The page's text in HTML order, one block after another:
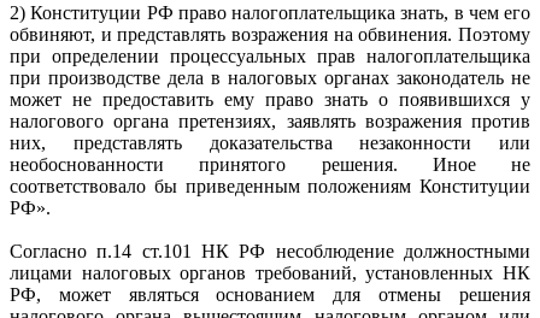
2) Конституции РФ право налогоплательщика знать, в чем его
обвиняют, и представлять возражения на обвинения. Поэтому
при определении процессуальных прав налогоплательщика
при производстве дела в налоговых органах законодатель не
может не предоставить ему право знать о появившихся у
налогового органа претензиях, заявлять возражения против
них, представлять доказательства незаконности или
необоснованности принятого решения. Иное не
соответствовало бы приведенным положениям Конституции
РФ».
Согласно п.14 ст.101 НК РФ несоблюдение должностными
лицами налоговых органов требований, установленных НК
РФ, может являться основанием для отмены решения